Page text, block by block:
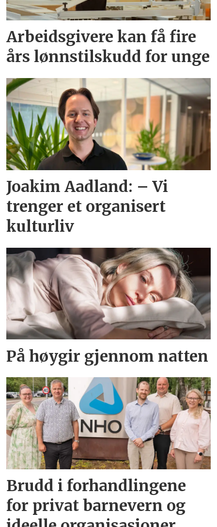
Arbeidsgivere kan få fire
års lønnstilskudd for unge
Joakim Aadland: – Vi
trenger et organisert
kulturliv
På høygir gjennom natten
Brudd i forhandlingene
for privat barnevern og